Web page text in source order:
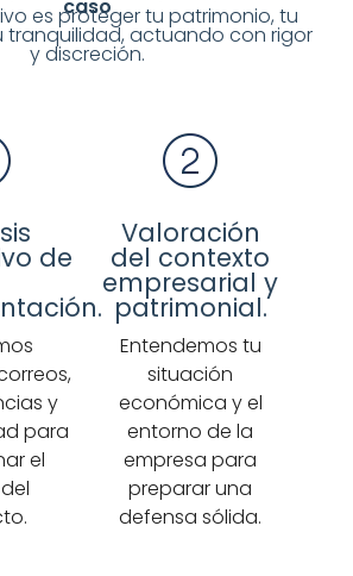
caso
es proteger tu patrimonio, tu
tranquilidad, actuando con rigor
y discreción.
de
y
para
el
Valoración
del contexto
empresarial y
patrimonial.
Entendemos tu
situación
económica y el
entorno de la
empresa para
preparar una
defensa sólida.